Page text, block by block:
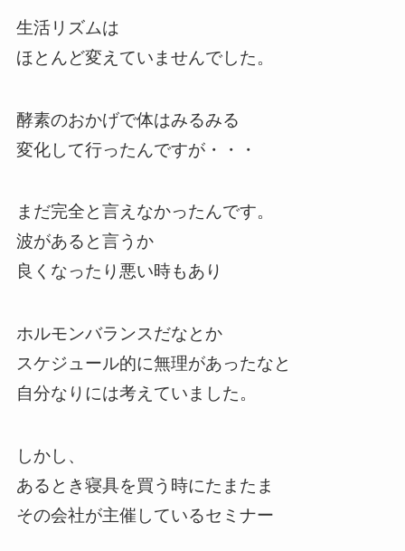
生活リズムは
ほとんど変えていませんでした。
酵素のおかげで体はみるみる
変化して行ったんですが・・・
まだ完全と言えなかったんです。
波があると言うか
良くなったり悪い時もあり
ホルモンバランスだなとか
スケジュール的に無理があったなと
自分なりには考えていました。
しかし、
あるとき寝具を買う時にたまたま
その会社が主催しているセミナー